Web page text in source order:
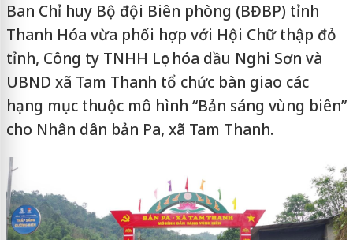
Ban Chỉ huy Bộ đội Biên phòng (BĐBP) tỉnh
Thanh Hóa vừa phối hợp với Hội Chữ thập đỏ
tỉnh, Công ty TNHH Lọc hóa dầu Nghi Sơn và
UBND xã Tam Thanh tổ chức bàn giao các
hạng mục thuộc mô hình “Bản sáng vùng biên”
cho Nhân dân bản Pa, xã Tam Thanh.